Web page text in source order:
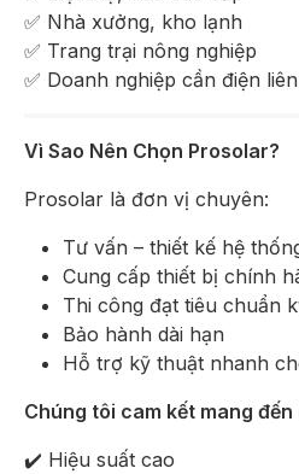
✅ Nhà xưởng, kho lạnh
✅ Trang trại nông nghiệp
✅ Doanh nghiệp cần điện
Vì Sao Nên Chọn Prosolar?
Prosolar là đơn vị chuyên:
Tư vấn – thiết kế hệ
Cung cấp thiết bị chính
Thi công đạt tiêu chuẩn
Bảo hành dài hạn
Hỗ trợ kỹ thuật nhanh
Chúng tôi cam kết mang đến
✔️ Hiệu suất cao